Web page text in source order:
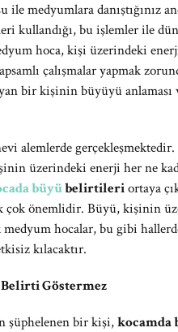
ile medyumlara danıştığınız
kullandığı, bu işlemler ile
hoca, kişi üzerindeki
çalışmalar yapmak
bir kişinin büyüyü anlaması
alemlerde gerçekleşmektedir.
üzerindeki enerji her ne
büyübelirtileriortaya
çok önemlidir. Büyü, kişinin
hocalar, bu gibi
kılacaktır.
Göstermez
şüphelenen bir kişi,kocamda